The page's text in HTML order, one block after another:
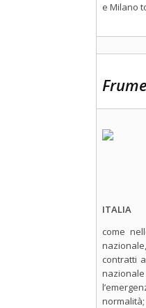
e Milano
ITALIA
come
contratti